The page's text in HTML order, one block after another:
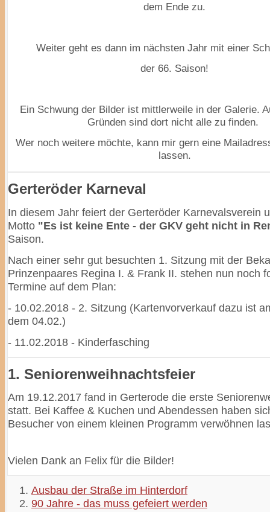
dem Ende zu.
Weiter geht es dann im nächsten Jahr mit einer
der 66. Saison!
Ein Schwung der Bilder ist mittlerweile in der Galerie.
Gründen sind dort nicht alle zu finden.
Wer noch weitere möchte, kann mir gern eine
lassen.
Gerteröder Karneval
In diesem Jahr feiert der Gerteröder Karnevalsverein
Motto "Es ist keine Ente - der GKV geht nicht in
Saison.
Nach einer sehr gut besuchten 1. Sitzung mit der
Prinzenpaares Regina I. & Frank II. stehen nun noch
Termine auf dem Plan:
- 10.02.2018 - 2. Sitzung (Kartenvorverkauf dazu ist
dem 04.02.)
- 11.02.2018 - Kinderfasching
1. Seniorenweihnachtsfeier
Am 19.12.2017 fand in Gerterode die erste
statt. Bei Kaffee & Kuchen und Abendessen haben
Besucher von einem kleinen Programm verwöhnen
Vielen Dank an Felix für die Bilder!
Ausbau der Straße im Hinterdorf
90 Jahre - das muss gefeiert werden